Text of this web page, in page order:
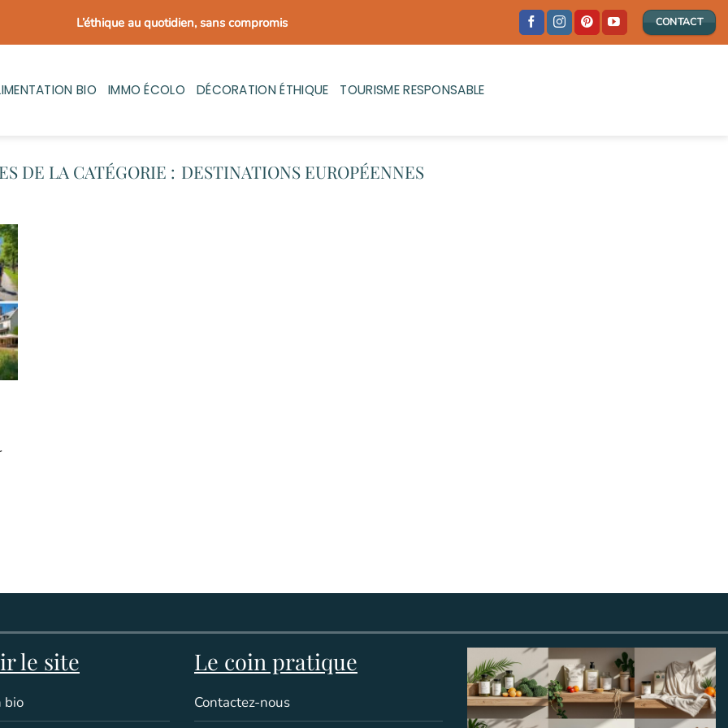
L’éthique au quotidien, sans compromis CONTACT
BIO IMMO ÉCOLO DÉCORATION ÉTHIQUE TOURISME RESPONSABLE
DESTINATIONS EUROPÉENNES
le site
bio
Le coin pratique
Contactez-nous